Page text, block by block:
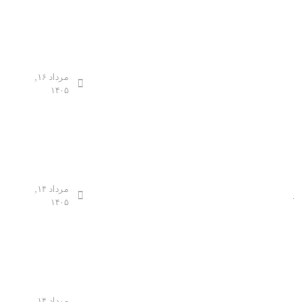
۱۴۰۵
۱۴۰۵